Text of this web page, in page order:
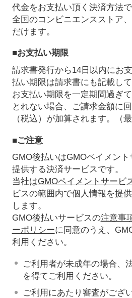
代金をお支払い頂く決済方法で
全国のコンビニエンスストア
だけます。
■お支払い期限
請求書発行から14日以内にお
払い期限は請求書にも記載して
お支払い期限を一定期間過ぎ
とれない場合、ご請求金額に
（税込）が加算されます。（
■ご注意
GMO後払いはGMOペイメン
提供する決済サービスです。
当社はGMOペイメントサービ
ビスの範囲内で個人情報を提
します。
GMO後払いサービスの注意事
ーポリシーに同意のうえ、
利用ください。
ご利用者が未成年の場合、
を得てご利用ください。
ご利用にあたり審査がござ